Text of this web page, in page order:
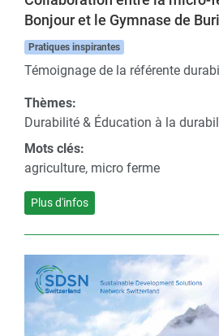
Bonjour et le Gymnase de
Pratiques inspirantes
Témoignage de la référente
Thèmes:
Durabilité & Éducation à la
Mots clés:
agriculture, micro ferme
Plus d'infos